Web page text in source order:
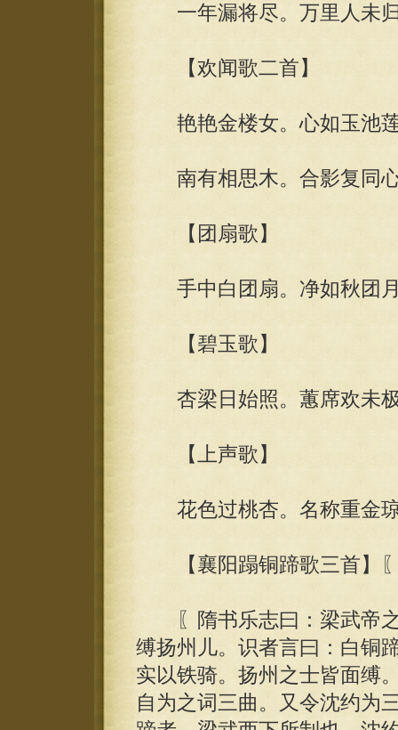
一年漏将尽。万里人未归
【欢闻歌二首】
艳艳金楼女。心如玉池莲
南有相思木。合影复同心
【团扇歌】
手中白团扇。净如秋团月
【碧玉歌】
杏梁日始照。蕙席欢未极
【上声歌】
花色过桃杏。名称重金琼
【襄阳蹋铜蹄歌三首】〖
〖隋书乐志曰：梁武帝之
缚扬州儿。识者言曰：白铜
实以铁骑。扬州之士皆面缚
自为之词三曲。又令沈约为